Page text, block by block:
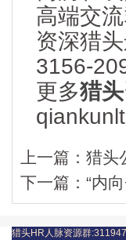
高端交
资深猎
3156-
更多猎头
qiankunlt
上一篇： 猎头
下一篇： “内
猎头HR人脉资源群